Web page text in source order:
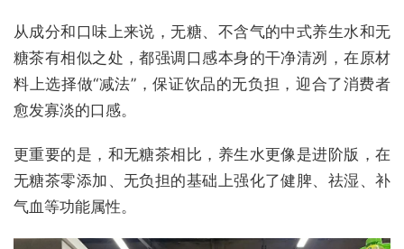
从成分和口味上来说，无糖、不含气的中式养生水和无
糖茶有相似之处，都强调口感本身的干净清冽，在原材
料上选择做“减法”，保证饮品的无负担，迎合了消费者
愈发寡淡的口感。
更重要的是，和无糖茶相比，养生水更像是进阶版，在
无糖茶零添加、无负担的基础上强化了健脾、祛湿、补
气血等功能属性。